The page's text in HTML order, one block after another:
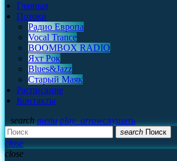
Главная
Потоки
Радио Европа
Vocal Trance
BOOMBOX RADIO
Яхт Рок
Blues&Jazz
Старый Маяк
Расписание
Контакты
search menu play_arrowслушать
search Поиск
close
close